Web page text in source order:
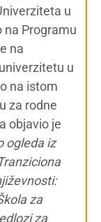
u
na Programu
na
u
na istom
za rodne
objavio je
ogleda iz
za
za